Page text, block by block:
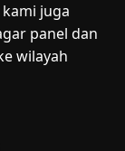
juga
panel dan
wilayah